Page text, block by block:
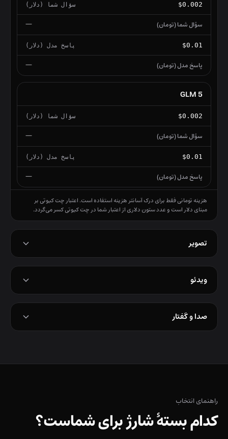
$0.002
—
$0.01
—
GLM 5
$0.002
—
$0.01
—
هزینه تومانی فقط برای درک آسانتر هزینه استفاده است. اعتبار چت کیوتی بر
مبنای دلار است و عدد ستون دلاری از اعتبار شما در چت کیوتی کسر می‌گردد.
تصویر
ویدئو
صدا و گفتار
راهنمای انتخاب
کدام بستهٔ شارژ برای شماست؟